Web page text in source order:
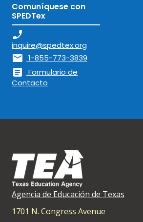
Comuníquese con
SPEDTex
phone_enabled
inquire@spedtex.org
mail 1-855-773-3839
article
Formulario de
Contacto
Agencia de Educación de Texas
1701 N. Congress Avenue